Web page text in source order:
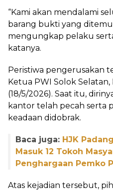
“Kami akan mendalami
barang bukti yang
mengungkap pelaku
katanya.
Peristiwa pengerusakan
Ketua PWI Solok
(18/5/2026). Saat itu,
kantor telah pecah serta
keadaan didobrak.
Baca juga: HJK
Masuk 12 Tokoh
Penghargaan Pemko
Atas kejadian tersebut,